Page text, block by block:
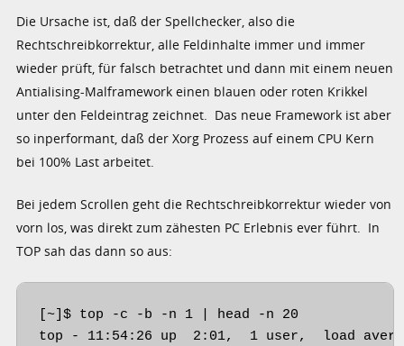
Die Ursache ist, daß der Spellchecker, also die
Rechtschreibkorrektur, alle Feldinhalte immer und immer
wieder prüft, für falsch betrachtet und dann mit einem neuen
Antialising-Malframework einen blauen oder roten Krikkel
unter den Feldeintrag zeichnet. Das neue Framework ist aber
so inperformant, daß der Xorg Prozess auf einem CPU Kern
bei 100% Last arbeitet.
Bei jedem Scrollen geht die Rechtschreibkorrektur wieder von
vorn los, was direkt zum zähesten PC Erlebnis ever führt. In
TOP sah das dann so aus:
[~]$ top -c -b -n 1 | head -n 20
top - 11:54:26 up  2:01,  1 user,  load